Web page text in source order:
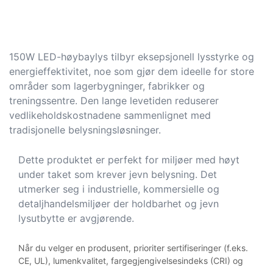
150W LED-høybaylys tilbyr eksepsjonell lysstyrke og
energieffektivitet, noe som gjør dem ideelle for store
områder som lagerbygninger, fabrikker og
treningssentre. Den lange levetiden reduserer
vedlikeholdskostnadene sammenlignet med
tradisjonelle belysningsløsninger.
Dette produktet er perfekt for miljøer med høyt
under taket som krever jevn belysning. Det
utmerker seg i industrielle, kommersielle og
detaljhandelsmiljøer der holdbarhet og jevn
lysutbytte er avgjørende.
Når du velger en produsent, prioriter sertifiseringer (f.eks.
CE, UL), lumenkvalitet, fargegjengivelsesindeks (CRI) og